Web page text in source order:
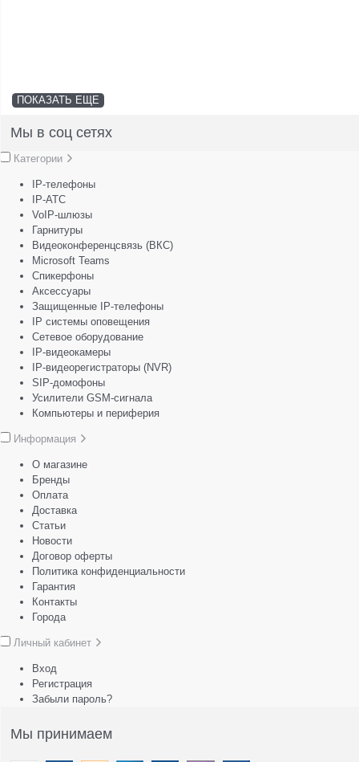
ПОКАЗАТЬ ЕЩЕ
Мы в соц сетях
Категории
IP-телефоны
IP-АТС
VoIP-шлюзы
Гарнитуры
Видеоконференцсвязь (ВКС)
Microsoft Teams
Спикерфоны
Аксессуары
Защищенные IP-телефоны
IP системы оповещения
Сетевое оборудование
IP-видеокамеры
IP-видеорегистраторы (NVR)
SIP-домофоны
Усилители GSM-сигнала
Компьютеры и периферия
Информация
О магазине
Бренды
Оплата
Доставка
Статьи
Новости
Договор оферты
Политика конфиденциальности
Гарантия
Контакты
Города
Личный кабинет
Вход
Регистрация
Забыли пароль?
Мы принимаем